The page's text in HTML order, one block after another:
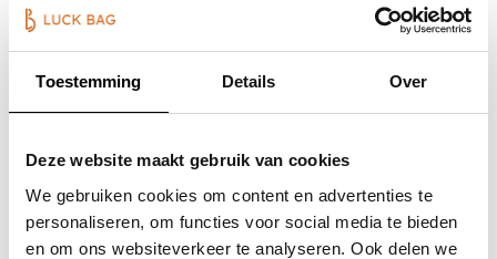
Toestemming Details Over
Deze website maakt gebruik van cookies
We gebruiken cookies om content en advertenties te
personaliseren, om functies voor social media te bieden
en om ons websiteverkeer te analyseren. Ook delen we